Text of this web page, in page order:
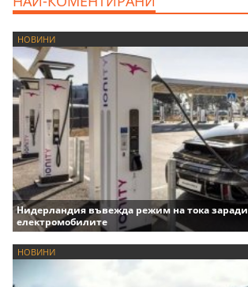
НОВИНИ
Нидерландия въвежда режим на тока заради
електромобилите
НОВИНИ